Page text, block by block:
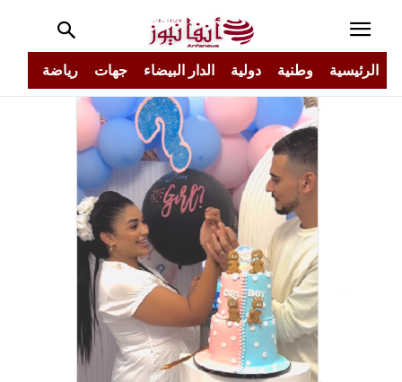
الرئيسية وطنية دولية الدار البيضاء جهات رياضة